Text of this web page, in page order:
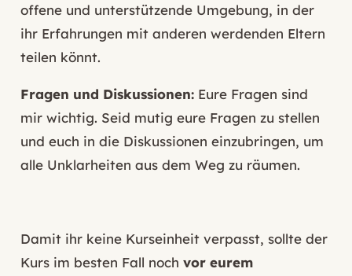
offene und unterstützende Umgebung, in der
ihr Erfahrungen mit anderen werdenden Eltern
teilen könnt.
Fragen und Diskussionen:Eure Fragen sind
mir wichtig. Seid mutig eure Fragen zu stellen
und euch in die Diskussionen einzubringen, um
alle Unklarheiten aus dem Weg zu räumen.
Damit ihr keine Kurseinheit verpasst, sollte der
Kurs im besten Fall noch vor eurem